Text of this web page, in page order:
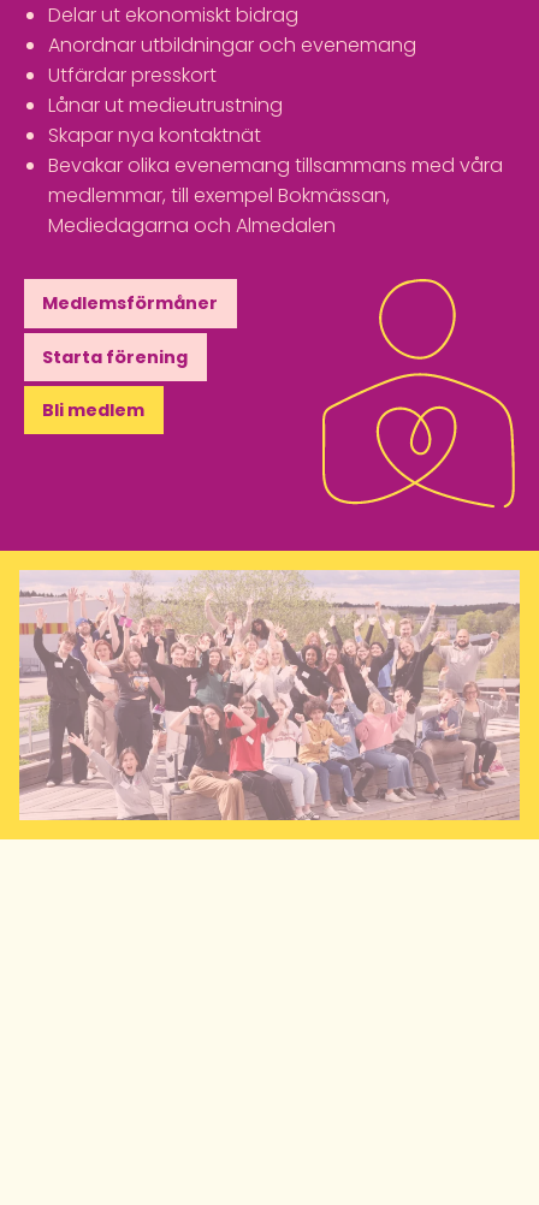
Delar ut ekonomiskt bidrag
Anordnar utbildningar och evenemang
Utfärdar presskort
Lånar ut medieutrustning
Skapar nya kontaktnät
Bevakar olika evenemang tillsammans med våra
medlemmar, till exempel Bokmässan,
Mediedagarna och Almedalen
Medlemsförmåner
Starta förening
Bli medlem